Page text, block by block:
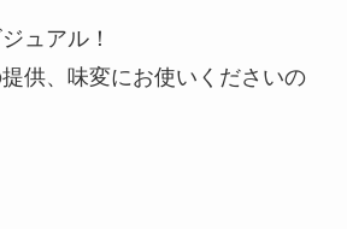
ュアル！
供、味変にお使いくださいの